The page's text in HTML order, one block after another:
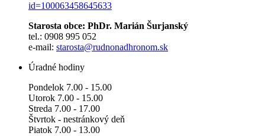
id=100063458645633
Starosta obce: PhDr. Marián Šurjanský
tel.: 0908 995 052
e-mail: starosta@rudnonadhronom.sk
Úradné hodiny
Pondelok 7.00 - 15.00
Utorok 7.00 - 15.00
Streda 7.00 - 17.00
Štvrtok - nestránkový deň
Piatok 7.00 - 13.00